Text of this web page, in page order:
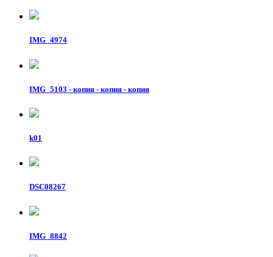
IMG_4974
IMG_5103 - копия - копия - копия
k01
DSC08267
IMG_8842